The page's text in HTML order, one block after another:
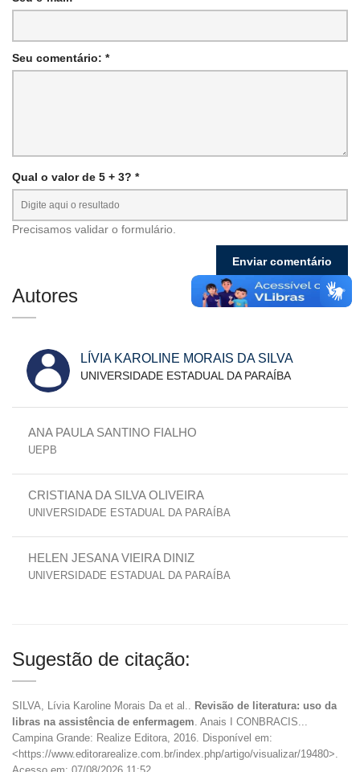
Seu comentário: *
Qual o valor de 5 + 3? *
Precisamos validar o formulário.
Autores
LÍVIA KAROLINE MORAIS DA SILVA
UNIVERSIDADE ESTADUAL DA PARAÍBA
ANA PAULA SANTINO FIALHO
UEPB
CRISTIANA DA SILVA OLIVEIRA
UNIVERSIDADE ESTADUAL DA PARAÍBA
HELEN JESANA VIEIRA DINIZ
UNIVERSIDADE ESTADUAL DA PARAÍBA
Sugestão de citação:
SILVA, Lívia Karoline Morais Da et al..
Revisão de literatura: uso da
libras na assistência de enfermagem . Anais I CONBRACIS...
Campina Grande: Realize Editora, 2016. Disponível em:
<https://www.editorarealize.com.br/index.php/artigo/visualizar/19480>.